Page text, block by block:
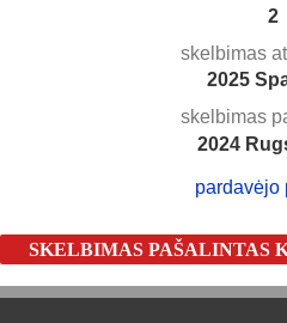
2
skelbimas
2025
skelbimas
2024
pardavėjo
SKELBIMAS PAŠALINTAS